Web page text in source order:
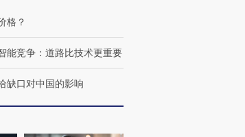
格？
能竞争：道路比技术更重要
缺口对中国的影响